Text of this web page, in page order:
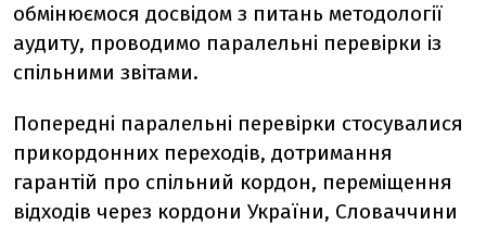
обмінюємося досвідом з питань методології
аудиту, проводимо паралельні перевірки із
спільними звітами.
Попередні паралельні перевірки стосувалися
прикордонних переходів, дотримання
гарантій про спільний кордон, переміщення
відходів через кордони України, Словаччини